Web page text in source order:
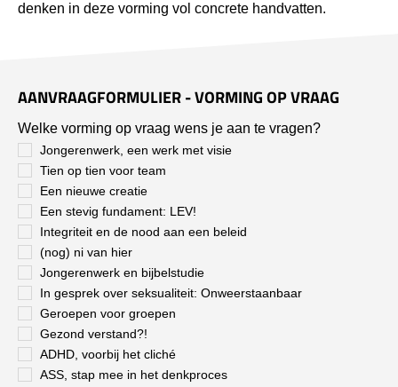
denken in deze vorming vol concrete handvatten.
AANVRAAGFORMULIER - VORMING OP VRAAG
Welke vorming op vraag wens je aan te vragen?
Jongerenwerk, een werk met visie
Tien op tien voor team
Een nieuwe creatie
Een stevig fundament: LEV!
Integriteit en de nood aan een beleid
(nog) ni van hier
Jongerenwerk en bijbelstudie
In gesprek over seksualiteit: Onweerstaanbaar
Geroepen voor groepen
Gezond verstand?!
ADHD, voorbij het cliché
ASS, stap mee in het denkproces